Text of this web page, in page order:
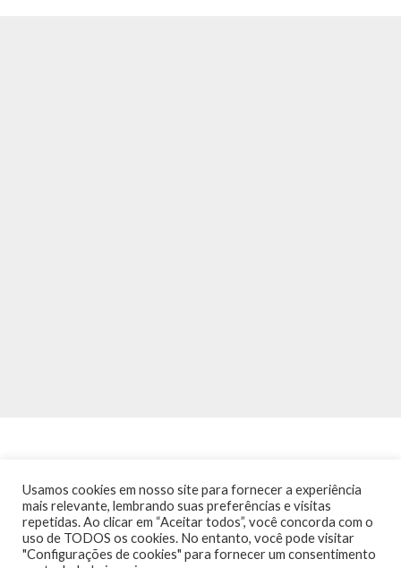
INÍCIO NOTÍCIAS AGENDA CONTATO
TRÂNSITO NA PONTE
TERMOS DE USO / POLÍTICA DE PRIVACIDADE
Usamos cookies em nosso site para fornecer a experiência
mais relevante, lembrando suas preferências e visitas
repetidas. Ao clicar em “Aceitar todos”, você concorda com o
uso de TODOS os cookies. No entanto, você pode visitar
"Configurações de cookies" para fornecer um consentimento